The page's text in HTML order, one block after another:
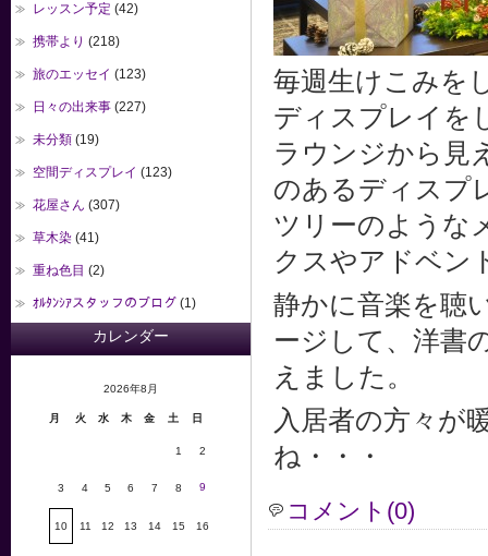
毎週生けこみを
ディスプレイを
ラウンジから見
のあるディスプ
ツリーのような
クスやアドベン
静かに音楽を聴
ージして、洋書
えました。
入居者の方々が
ね・・・
コメント(0)
レッスン予定 (42)
携帯より (218)
旅のエッセイ (123)
日々の出来事 (227)
未分類 (19)
空間ディスプレイ (123)
花屋さん (307)
草木染 (41)
重ね色目 (2)
ｵﾙﾀﾝｼｱスタッフのブログ (1)
カレンダー
2026年8月
月 火 水 木 金 土 日
1 2
3 4 5 6 7 8 9
10 11 12 13 14 15 16